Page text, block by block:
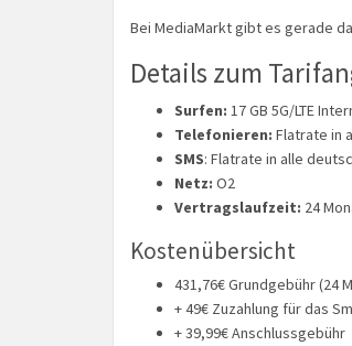
Bei MediaMarkt gibt es gerade
Details zum
Surfen: 17 GB 5G/LTE
Telefonieren: Flatrate in
SMS: Flatrate in alle
Netz: O2
Vertragslaufzeit: 24
Kostenübersicht
431,76€ Grundgebühr (24
+ 49€ Zuzahlung für das
+ 39,99€ Anschlussgebühr